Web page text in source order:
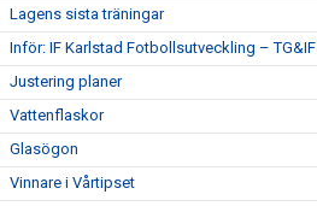
Lagens sista träningar
Inför: IF Karlstad Fotbollsutveckling – TG&IF
Justering planer
Vattenflaskor
Glasögon
Vinnare i Vårtipset